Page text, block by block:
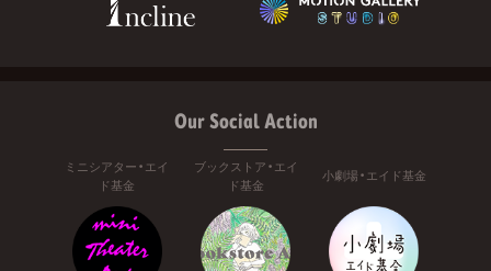
Our Social Action
ミニシアター・エイ
ド基金
ブックストア・エイ
ド基金
小劇場・エイド基金